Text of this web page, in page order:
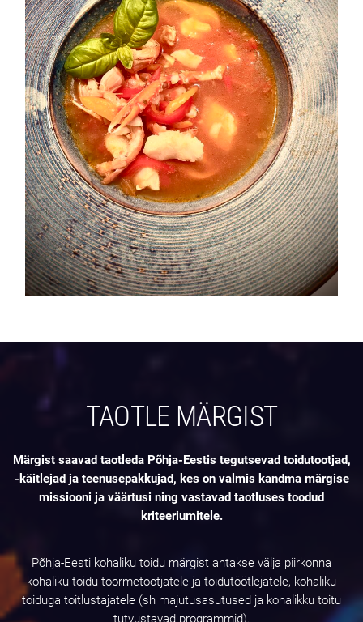
TAOTLE MÄRGIST
Märgist saavad taotleda Põhja-Eestis tegutsevad toidutootjad,
-käitlejad ja teenusepakkujad, kes on valmis kandma märgise
missiooni ja väärtusi ning vastavad taotluses toodud
kriteeriumitele.
Põhja-Eesti kohaliku toidu märgist antakse välja piirkonna
kohaliku toidu toormetootjatele ja toidutöötlejatele, kohaliku
toiduga toitlustajatele (sh majutusasutused ja kohalikku toitu
tutvustavad programmid).